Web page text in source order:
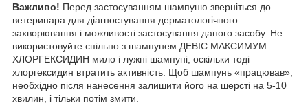
Важливо! Перед застосуванням шампуню зверніться до
ветеринара для діагностування дерматологічного
захворювання і можливості застосування даного засобу. Не
використовуйте спільно з шампунем ДЕВІС МАКСИМУМ
ХЛОРГЕКСИДИН мило і лужні шампуні, оскільки тоді
хлоргексидин втратить активність. Щоб шампунь «працював»,
необхідно після нанесення залишити його на шерсті на 5-10
хвилин, і тільки потім змити.